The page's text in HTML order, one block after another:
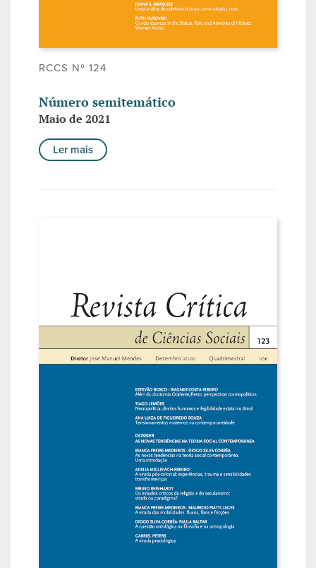
RCCS Nº 124
Número semitemático
Maio de 2021
Ler mais